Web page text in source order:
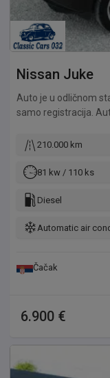
Nissan Juke
Auto je u odličnom
samo registracija.
210.000 km
81 kw / 110 ks
Diesel
Automatic air
Čačak
6.900 €